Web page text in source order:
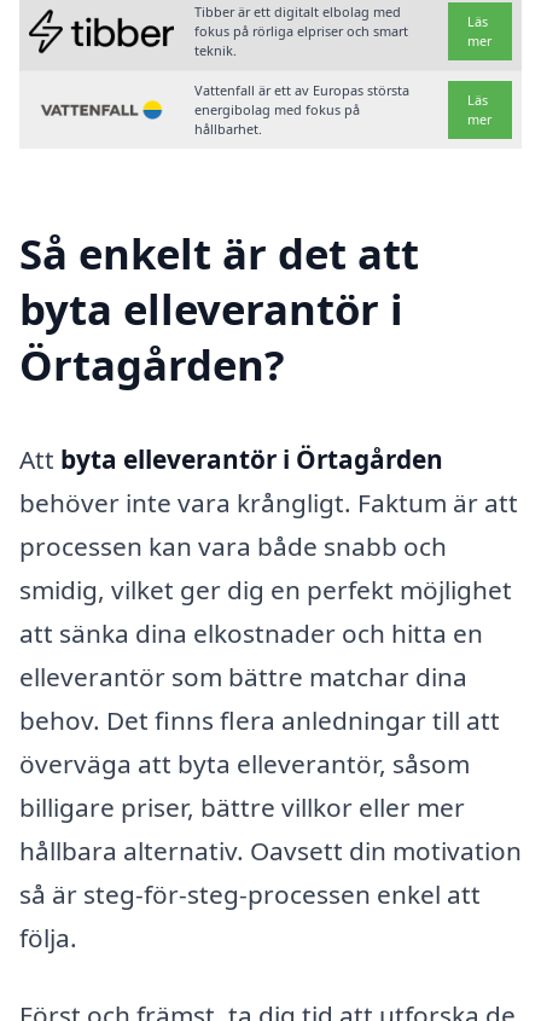
Tibber är ett digitalt elbolag med
fokus på rörliga elpriser och smart
teknik.
Läs
mer
Vattenfall är ett av Europas största
energibolag med fokus på
hållbarhet.
Läs
mer
Så enkelt är det att
byta elleverantör i
Örtagården?
Att byta elleverantör i Örtagården
behöver inte vara krångligt. Faktum är att
processen kan vara både snabb och
smidig, vilket ger dig en perfekt möjlighet
att sänka dina elkostnader och hitta en
elleverantör som bättre matchar dina
behov. Det finns flera anledningar till att
överväga att byta elleverantör, såsom
billigare priser, bättre villkor eller mer
hållbara alternativ. Oavsett din motivation
så är steg-för-steg-processen enkel att
följa.